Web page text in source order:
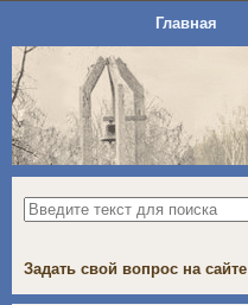
Главная
Задать свой вопрос на сайте